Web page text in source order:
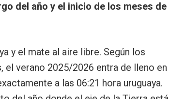
del año y el inicio de los meses de
y el mate al aire libre. Según los
el verano 2025/2026 entra de lleno en
a las 06:21 hora uruguaya.